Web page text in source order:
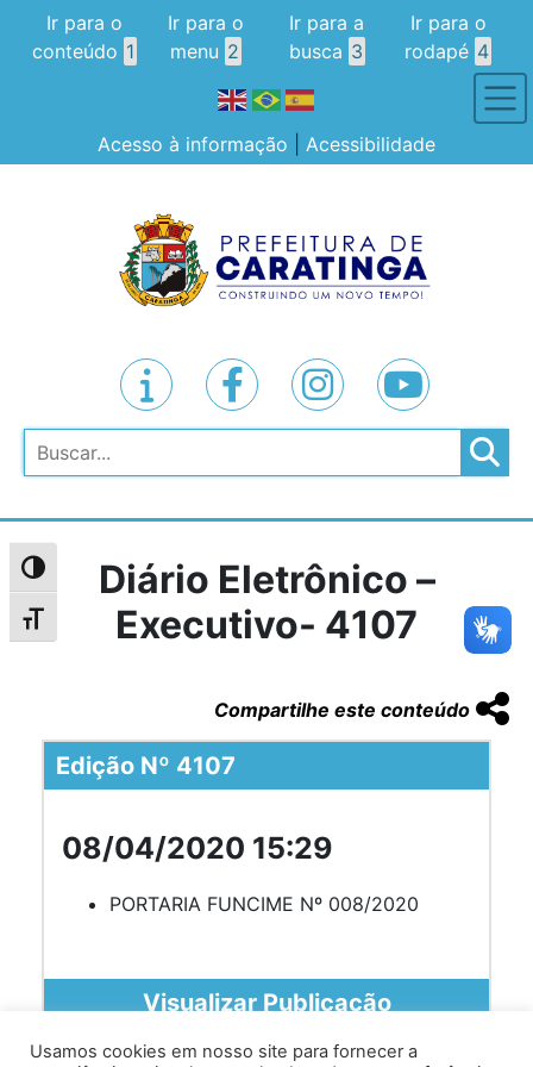
Alternar alto contraste
Alternar tamanho da fonte
Ir para o
conteúdo 1
Ir para o
menu 2
Ir para a
busca 3
Ir para o
rodapé 4
Acesso à informação Acessibilidade
Pesquisar
Diário Eletrônico –
Executivo- 4107
Compartilhe este conteúdo
Edição Nº 4107
08/04/2020 15:29
PORTARIA FUNCIME Nº 008/2020
Visualizar Publicação
Usamos cookies em nosso site para fornecer a